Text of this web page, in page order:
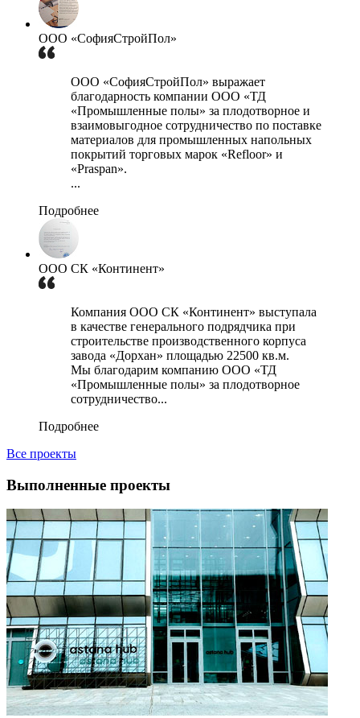
ООО «СофияСтройПол»
ООО «СофияСтройПол» выражает
благодарность компании ООО «ТД
«Промышленные полы» за плодотворное и
взаимовыгодное сотрудничество по поставке
материалов для промышленных напольных
покрытий торговых марок «Refloor» и
«Praspan».
...
Подробнее
ООО СК «Континент»
Компания ООО СК «Континент» выступала
в качестве генерального подрядчика при
строительстве производственного корпуса
завода «Дорхан» площадью 22500 кв.м.
Мы благодарим компанию ООО «ТД
«Промышленные полы» за плодотворное
сотрудничество...
Подробнее
Все проекты
Выполненные проекты